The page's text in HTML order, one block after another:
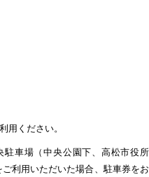
用ください。
車場（中央公園下、高松市役所
利用いただいた場合、駐車券をお